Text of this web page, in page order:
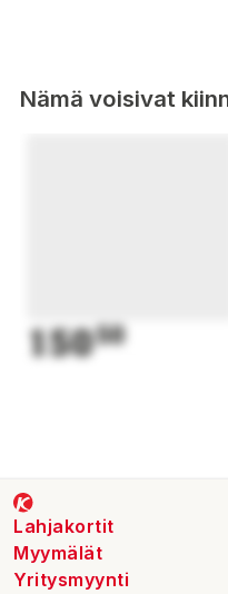
Nämä voisivat
15050
Lahjakortit
Myymälät
Yritysmyynti